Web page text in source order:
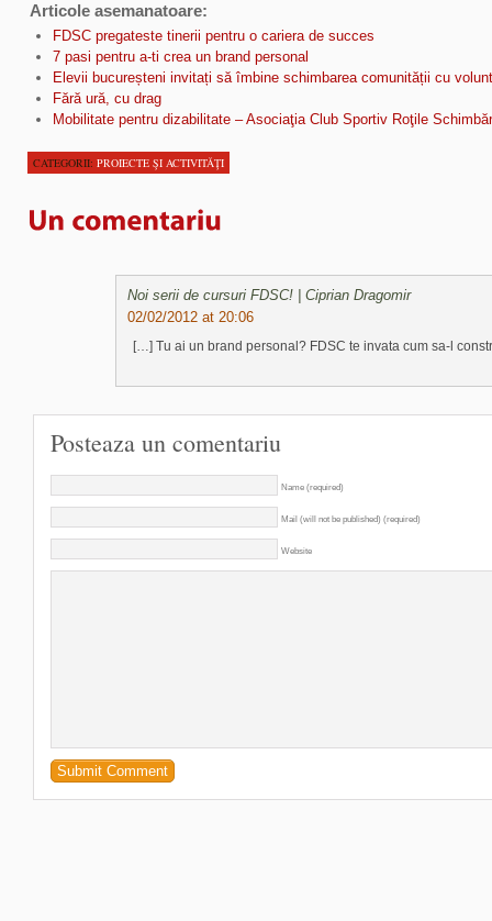
Articole asemanatoare:
FDSC pregateste tinerii pentru o cariera de succes
7 pasi pentru a-ti crea un brand personal
Elevii bucureșteni invitați să îmbine schimbarea comunității cu
Fără ură, cu drag
Mobilitate pentru dizabilitate – Asociaţia Club Sportiv Roţile
CATEGORII: PROIECTE ŞI ACTIVITĂŢI
Noi serii de cursuri FDSC! | Ciprian Dragomir
02/02/2012 at 20:06
[…] Tu ai un brand personal? FDSC te invata cum sa-l
Posteaza un comentariu
Name (required)
Mail (will not be published) (required)
Website